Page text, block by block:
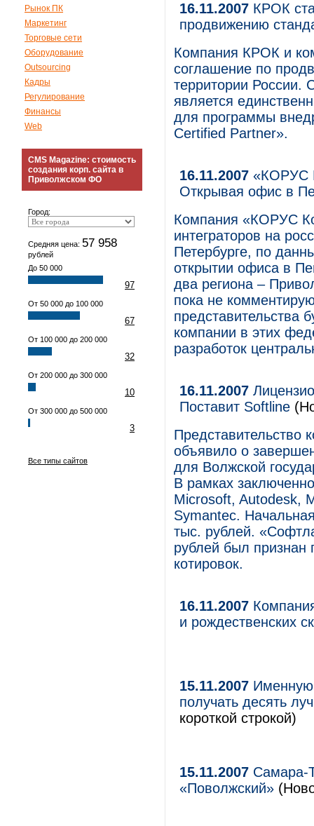
Рынок ПК
Маркетинг
Торговые сети
Оборудование
Outsourcing
Кадры
Регулирование
Финансы
Web
CMS Magazine: стоимость
создания корп. сайта в
Приволжском ФО
Город:
Средняя цена: 57 958
рублей
До 50 000
97
От 50 000 до 100 000
67
От 100 000 до 200 000
32
От 200 000 до 300 000
10
От 300 000 до 500 000
3
Все типы сайтов
16.11.2007 КРОК
продвижению
Компания КРОК и
соглашение по
территории России.
является
для программы
Certified Partner».
16.11.2007 «КОРУС
Открывая офис в
Компания «КОРУС
интеграторов на
Петербурге, по
открытии офиса в
два региона –
пока не
представительства
компании в этих
разработок
16.11.2007
Поставит Softline
Представительство
объявило о
для Волжской
В рамках
Microsoft, Autodesk,
Symantec.
тыс. рублей.
рублей был признан
котировок.
16.11.2007
и рождественских
15.11.2007
получать десять
короткой строкой)
15.11.2007 Самара-
«Поволжский»